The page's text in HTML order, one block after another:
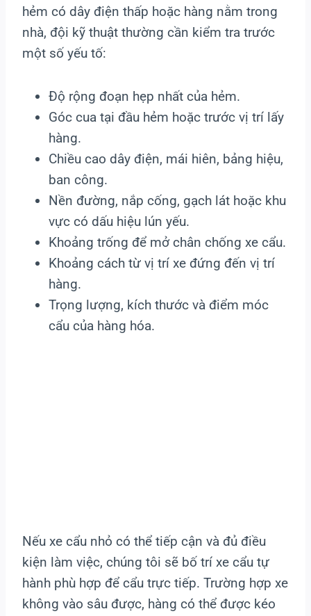
hẻm có dây điện thấp hoặc hàng nằm trong
nhà, đội kỹ thuật thường cần kiểm tra trước
một số yếu tố:
Độ rộng đoạn hẹp nhất của hẻm.
Góc cua tại đầu hẻm hoặc trước vị trí lấy
hàng.
Chiều cao dây điện, mái hiên, bảng hiệu,
ban công.
Nền đường, nắp cống, gạch lát hoặc khu
vực có dấu hiệu lún yếu.
Khoảng trống để mở chân chống xe cẩu.
Khoảng cách từ vị trí xe đứng đến vị trí
hàng.
Trọng lượng, kích thước và điểm móc
cẩu của hàng hóa.
Nếu xe cẩu nhỏ có thể tiếp cận và đủ điều
kiện làm việc, chúng tôi sẽ bố trí xe cẩu tự
hành phù hợp để cẩu trực tiếp. Trường hợp xe
không vào sâu được, hàng có thể được kéo